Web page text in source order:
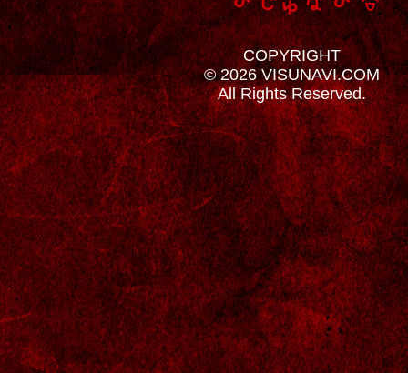
COPYRIGHT
© 2026 VISUNAVI.COM
All Rights Reserved.